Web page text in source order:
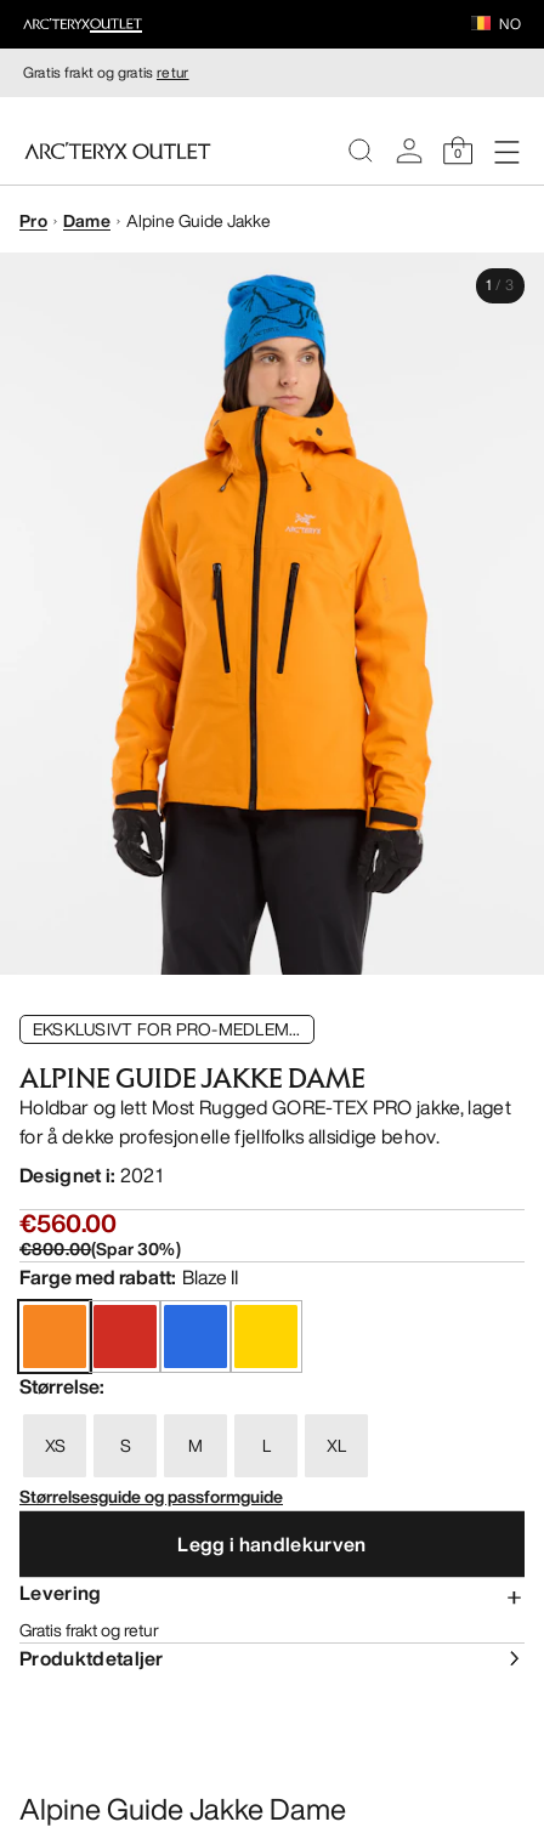
NO
Gratis frakt og gratisretur
0
DAMER
Pro Dame Alpine Guide Jakke
1 / 3
EKSKLUSIVT FOR PRO-MEDLEM...
ALPINE GUIDE JAKKE DAME
Holdbar og lett Most Rugged GORE-TEX PRO jakke, laget
for å dekke profesjonelle fjellfolks allsidige behov.
Designet i: 2021
€560.00
€800.00(Spar30%)
Farge med rabatt: Blaze II
Størrelse:
XS S M L
XL
Størrelsesguide og passformguide
Legg i handlekurven
Levering
Gratis frakt og retur
Produktdetaljer
Alpine Guide Jakke Dame